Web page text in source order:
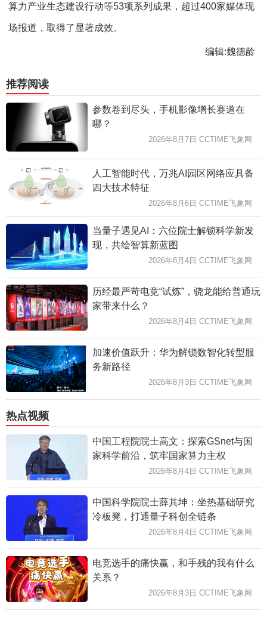
算力产业生态建设行动等53项系列成果，超过400家媒体现
场报道，取得了显著成效。
编辑:魏德龄
推荐阅读
参数卷到尽头，手机影像增长赛道在
哪？
2026年8月7日 CCTIME飞象网
人工智能时代，万兆AI园区网络应具备
四大技术特征
2026年8月6日 CCTIME飞象网
当量子遇见AI：六位院士解锁科学新发
现，共绘智算新蓝图
2026年8月4日 CCTIME飞象网
历经最严苛电竞“试炼”，骁龙能给普通玩
家带来什么？
2026年8月4日 CCTIME飞象网
加速价值跃升：华为解锁数智化转型服
务新路径
2026年8月3日 CCTIME飞象网
热点视频
中国工程院院士高文：探索GSnet与国
家科学前沿，筑牢国家算力主权
2026年8月4日 CCTIME飞象网
中国科学院院士薛其坤：坐热基础研究
冷板凳，打通量子科创全链条
2026年8月4日 CCTIME飞象网
电竞选手的痛快赢，和手残的我有什么
关系？
2026年8月3日 CCTIME飞象网